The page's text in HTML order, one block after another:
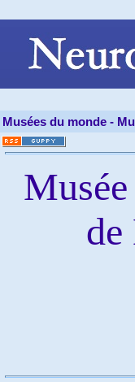
Musées du monde -